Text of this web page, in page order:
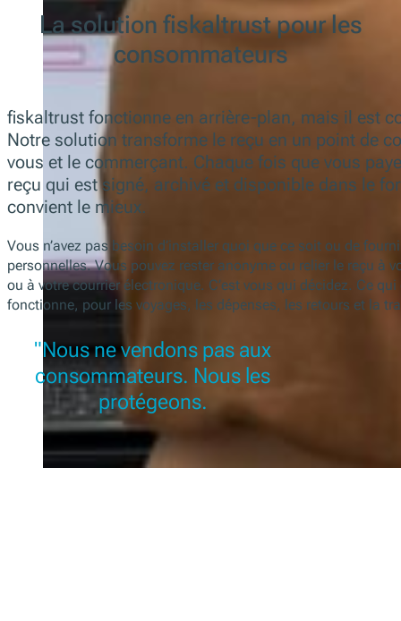
La solution fiskaltrust pour les
consommateurs
fiskaltrust fonctionne en arrière-plan, mais il est
Notre solution transforme le reçu en un point de
vous et le commerçant. Chaque fois que vous
reçu qui est signé, archivé et disponible dans le
convient le mieux.
Vous n’avez pas besoin d’installer quoi que ce soit ou de
personnelles. Vous pouvez rester anonyme ou relier le reçu à
ou à votre courrier électronique. C’est vous qui décidez. Ce
fonctionne, pour les voyages, les dépenses, les retours et la
"Nous ne vendons pas aux
consommateurs. Nous les
protégeons.